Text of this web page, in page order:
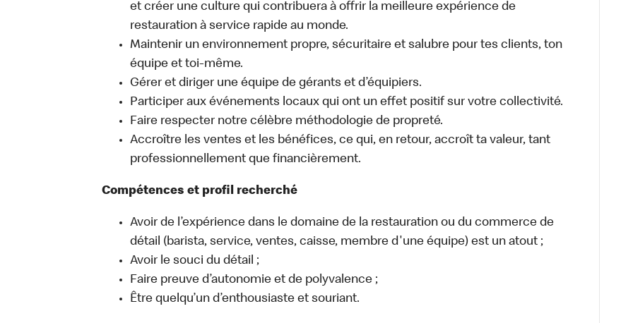
et créer une culture qui contribuera à offrir la meilleure expérience de
restauration à service rapide au monde.
Maintenir un environnement propre, sécuritaire et salubre pour tes clients, ton
équipe et toi-même.
Gérer et diriger une équipe de gérants et d’équipiers.
Participer aux événements locaux qui ont un effet positif sur votre collectivité.
Faire respecter notre célèbre méthodologie de propreté.
Accroître les ventes et les bénéfices, ce qui, en retour, accroît ta valeur, tant
professionnellement que financièrement.
Compétences et profil recherché
Avoir de l’expérience dans le domaine de la restauration ou du commerce de
détail (barista, service, ventes, caisse, membre d'une équipe) est un atout ;
Avoir le souci du détail ;
Faire preuve d’autonomie et de polyvalence ;
Être quelqu’un d’enthousiaste et souriant.